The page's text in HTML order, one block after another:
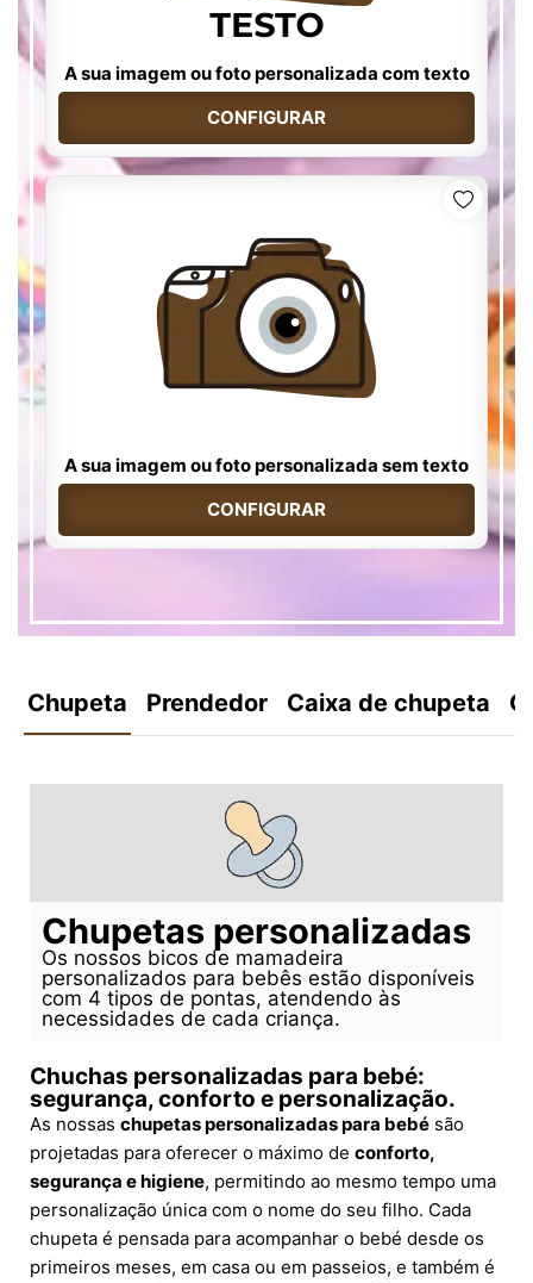
A sua imagem ou foto personalizada com texto
CONFIGURAR
A sua imagem ou foto personalizada sem texto
CONFIGURAR
Chupeta Prendedor Caixa de chupeta
Chupetas personalizadas
Os nossos bicos de mamadeira
personalizados para bebês estão disponíveis
com 4 tipos de pontas, atendendo às
necessidades de cada criança.
Chuchas personalizadas para bebé:
segurança, conforto e personalização.
As nossas chupetas personalizadas para bebé são
projetadas para oferecer o máximo de conforto,
segurança e higiene, permitindo ao mesmo tempo uma
personalização única com o nome do seu filho. Cada
chupeta é pensada para acompanhar o bebé desde os
primeiros meses, em casa ou em passeios, e também é